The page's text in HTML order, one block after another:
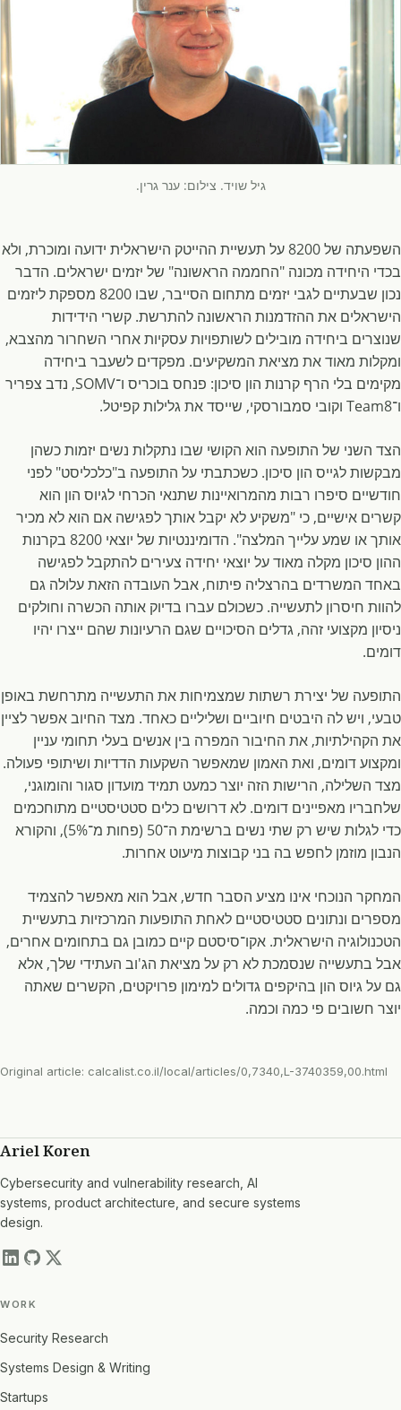
גיל שויד. צילום: ענר גרין.
השפעתה של 8200 על תעשיית ההייטק הישראלית ידועה ומוכרת, ולא
בכדי היחידה מכונה "החממה הראשונה" של יזמים ישראלים. הדבר
נכון שבעתיים לגבי יזמים מתחום הסייבר, שבו 8200 מספקת ליזמים
הישראלים את ההזדמנות הראשונה להתרשת. קשרי הידידות
שנוצרים ביחידה מובילים לשותפויות עסקיות אחרי השחרור מהצבא,
ומקלות מאוד את מציאת המשקיעים. מפקדים לשעבר ביחידה
מקימים בלי הרף קרנות הון סיכון: פנחס בוכריס ו־SOMV, נדב צפריר
ו־Team8 וקובי סמבורסקי, שייסד את גלילות קפיטל.
הצד השני של התופעה הוא הקושי שבו נתקלות נשים יזמות כשהן
מבקשות לגייס הון סיכון. כשכתבתי על התופעה ב"כלכליסט" לפני
חודשיים סיפרו רבות מהמרואיינות שתנאי הכרחי לגיוס הון הוא
קשרים אישיים, כי "משקיע לא יקבל אותך לפגישה אם הוא לא מכיר
אותך או שמע עלייך המלצה". הדומיננטיות של יוצאי 8200 בקרנות
ההון סיכון מקלה מאוד על יוצאי יחידה צעירים להתקבל לפגישה
באחד המשרדים בהרצליה פיתוח, אבל העובדה הזאת עלולה גם
להוות חיסרון לתעשייה. כשכולם עברו בדיוק אותה הכשרה וחולקים
ניסיון מקצועי זהה, גדלים הסיכויים שגם הרעיונות שהם ייצרו יהיו
דומים.
התופעה של יצירת רשתות שמצמיחות את התעשייה מתרחשת באופן
טבעי, ויש לה היבטים חיוביים ושליליים כאחד. מצד החיוב אפשר לציין
את הקהילתיות, את החיבור המפרה בין אנשים בעלי תחומי עניין
ומקצוע דומים, ואת האמון שמאפשר השקעות הדדיות ושיתופי פעולה.
מצד השלילה, הרישות הזה יוצר כמעט תמיד מועדון סגור והומוגני,
שלחבריו מאפיינים דומים. לא דרושים כלים סטטיסטיים מתוחכמים
כדי לגלות שיש רק שתי נשים ברשימת ה־50 (פחות מ־5%), והקורא
הנבון מוזמן לחפש בה בני קבוצות מיעוט אחרות.
המחקר הנוכחי אינו מציע הסבר חדש, אבל הוא מאפשר להצמיד
מספרים ונתונים סטטיסטיים לאחת התופעות המרכזיות בתעשיית
הטכנולוגיה הישראלית. אקו־סיסטם קיים כמובן גם בתחומים אחרים,
אבל בתעשייה שנסמכת לא רק על מציאת הג'וב העתידי שלך, אלא
גם על גיוס הון בהיקפים גדולים למימון פרויקטים, הקשרים שאתה
יוצר חשובים פי כמה וכמה.
Original article: calcalist.co.il/local/articles/0,7340,L-3740359,00.html
Ariel Koren
Cybersecurity and vulnerability research, AI
systems, product architecture, and secure systems
design.
WORK
Security Research
Systems Design & Writing
Startups